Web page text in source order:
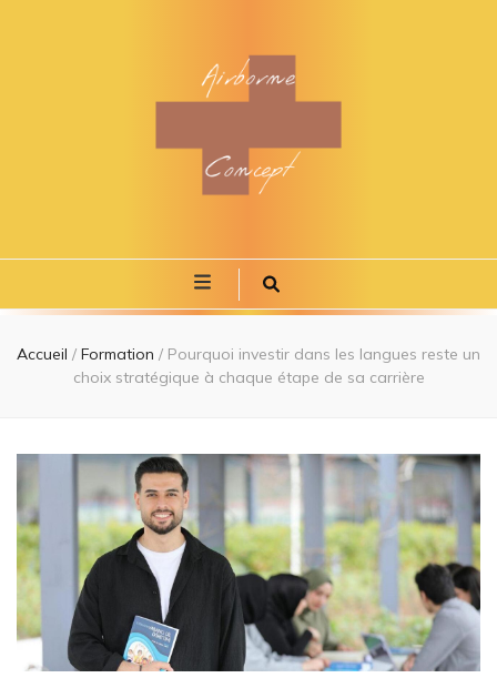
Airborne
concept
Accueil / Formation / Pourquoi investir dans les langues reste un
choix stratégique à chaque étape de sa carrière